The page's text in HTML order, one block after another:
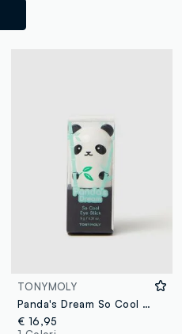
TONYMOLY
Panda's Dream So Cool Eye Stick - skincare coreana
€ 16,95